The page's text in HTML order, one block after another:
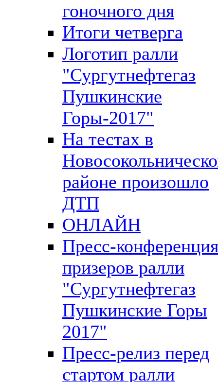
гоночного дня
Итоги четверга
Логотип ралли
"Сургутнефтегаз
Пушкинские
Горы-2017"
На тестах в
районе произошло
ДТП
ОНЛАЙН
Пресс-конференция
призеров ралли
"Сургутнефтегаз
Пушкинские Горы
2017"
Пресс-релиз перед
стартом ралли